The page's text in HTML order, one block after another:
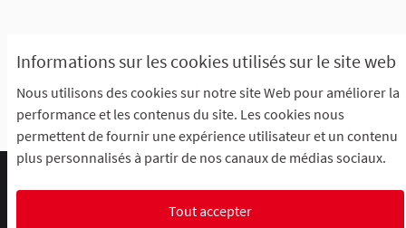
Informations sur les cookies utilisés sur le site web
Nous utilisons des cookies sur notre site Web pour améliorer la
performance et les contenus du site. Les cookies nous
permettent de fournir une expérience utilisateur et un contenu
plus personnalisés à partir de nos canaux de médias sociaux.
Tout accepter
4 4
Charte d'utilisation
Contacts